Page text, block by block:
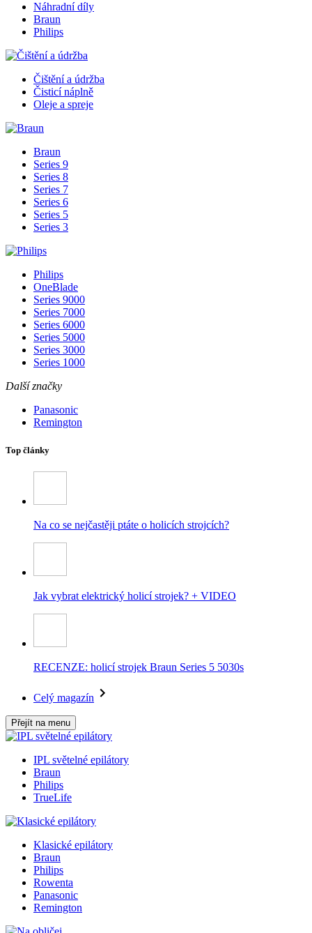
Náhradní díly
Braun
Philips
Čištění a údržba
Čisticí náplně
Oleje a spreje
Braun
Series 9
Series 8
Series 7
Series 6
Series 5
Series 3
Philips
OneBlade
Series 9000
Series 7000
Series 6000
Series 5000
Series 3000
Series 1000
Další značky
Panasonic
Remington
Top články
Na co se nejčastěji ptáte o holicích strojcích?
Jak vybrat elektrický holicí strojek? + VIDEO
RECENZE: holicí strojek Braun Series 5 5030s
Celý magazín
Přejít na menu
IPL světelné epilátory
Braun
Philips
TrueLife
Klasické epilátory
Braun
Philips
Rowenta
Panasonic
Remington